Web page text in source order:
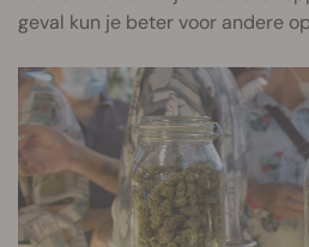
geval kun je beter voor andere